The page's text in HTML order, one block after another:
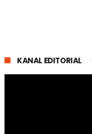
KANAL EDITORIAL